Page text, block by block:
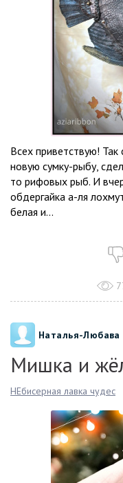
Всех приветствую! Так
новую сумку-рыбу,
то рифовых рыб. И
обдергайка а-ля
белая и...
Наталья-Любава
Мишка и
НЕбисерная лавка чудес